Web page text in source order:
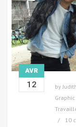
AVR
12 by
10